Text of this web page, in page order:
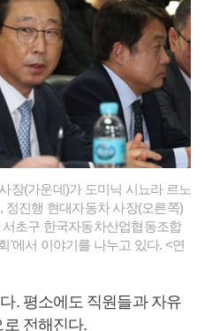
장(가운데)가 도미닉 시뇨라 르노
정진행 현대자동차 사장(오른쪽)
초구 한국자동차산업협동조합
'에서 이야기를 나누고 있다. <연
. 평소에도 직원들과 자유
전해진다.